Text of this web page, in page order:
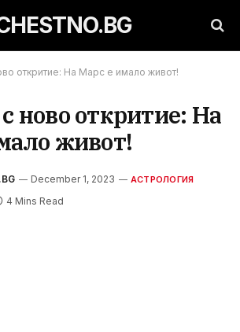
откритие: На Марс е имало живот!
ново откритие: На
живот!
December 1, 2023 АСТРОЛОГИЯ
4 Mins Read